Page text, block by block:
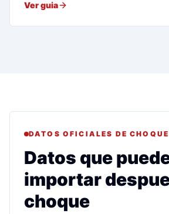
Ver guia
DATOS OFICIALES DE
Datos que
importar
choque